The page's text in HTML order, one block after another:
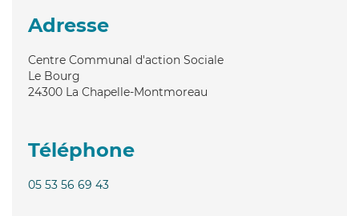
Adresse
Centre Communal d'action Sociale
Le Bourg
24300 La Chapelle-Montmoreau
Téléphone
05 53 56 69 43